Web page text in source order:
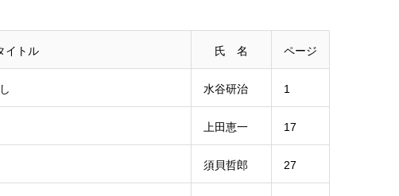
イトル 氏 名 ページ
水谷研治 1
上田恵一 17
須貝哲郎 27